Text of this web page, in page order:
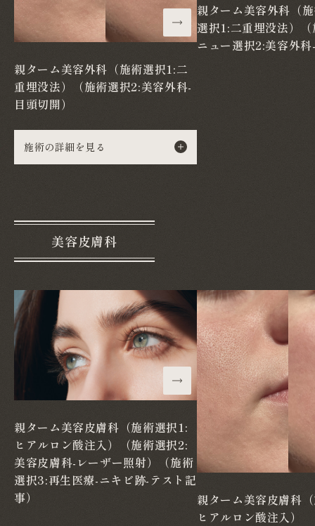
親ターム美容外科（施術選択1:二
重埋没法）（施術選択2:美容外科-
目頭切開）
施術の詳細を見る
親ターム美容外科（
選択1:二重埋没法）
ニュー選択2:美容外
美容皮膚科
親ターム美容皮膚科（施術選択1:
ヒアルロン酸注入）（施術選択2:
美容皮膚科-レーザー照射）（施術
選択3:再生医療-ニキビ跡-テスト記
事）
親ターム美容皮膚科
ヒアルロン酸注入）